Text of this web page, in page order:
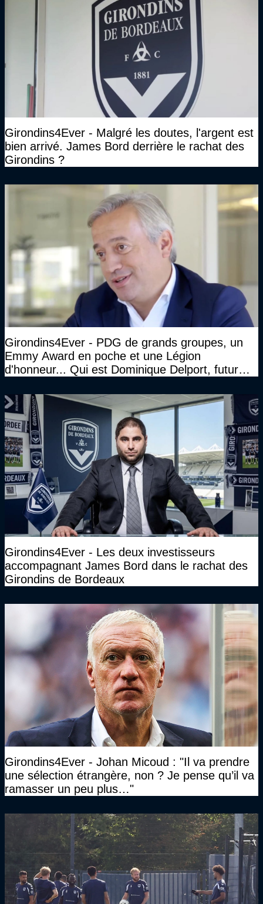
Girondins4Ever - Malgré les doutes, l'argent est
bien arrivé. James Bord derrière le rachat des
Girondins ?
Girondins4Ever - PDG de grands groupes, un
Emmy Award en poche et une Légion
d'honneur... Qui est Dominique Delport, futur
Girondins4Ever - Les deux investisseurs
accompagnant James Bord dans le rachat des
Girondins de Bordeaux
Girondins4Ever - Johan Micoud : "Il va prendre
une sélection étrangère, non ? Je pense qu’il va
ramasser un peu plus…"